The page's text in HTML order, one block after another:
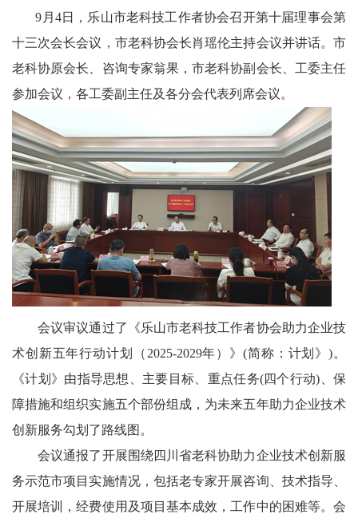
农
科
技
国
非
遗
新
代
人
墨
笺
9月4日，乐山市老科技工作者协会召开第十届理事会第
十三次会长会议，市老科协会长肖瑶伦主持会议并讲话。市
老科协原会长、咨询专家翁果，市老科协副会长、工委主任
参加会议，各工委副主任及各分会代表列席会议。
会议审议通过了《乐山市老科技工作者协会助力企业技
术创新五年行动计划（2025-2029年）》(简称：计划》)。
《计划》由指导思想、主要目标、重点任务(四个行动)、保
障措施和组织实施五个部份组成，为未来五年助力企业技术
创新服务勾划了路线图。
会议通报了开展围绕四川省老科协助力企业技术创新服
务示范市项目实施情况，包括老专家开展咨询、技术指导、
开展培训，经费使用及项目基本成效，工作中的困难等。会